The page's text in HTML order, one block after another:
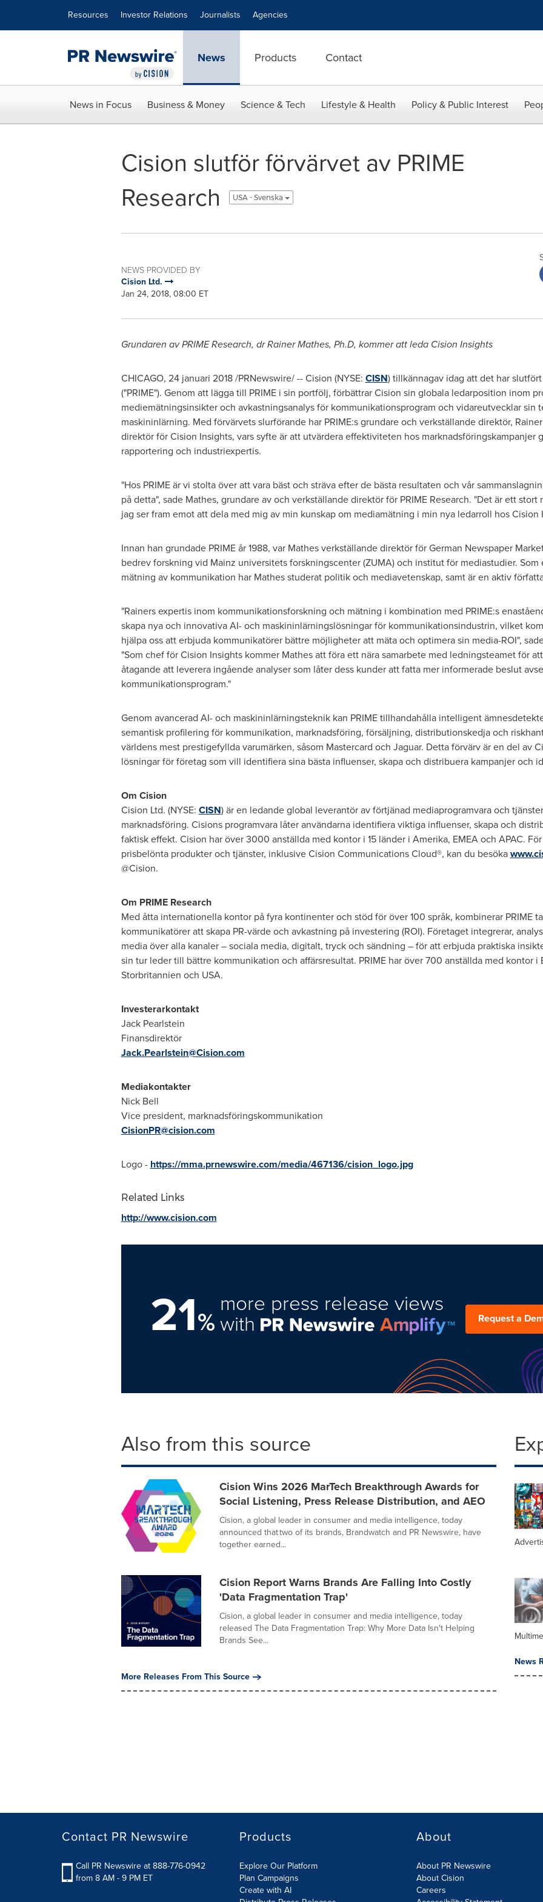
Resources Investor Relations Journalists Agencies
News Products Contact
News in Focus Business & Money Science & Tech Lifestyle & Health Policy & Public Interest
Cision slutför förvärvet av PRIME
Research
USA - Svenska
NEWS PROVIDED BY
Cision Ltd.
Jan 24, 2018, 08:00 ET
Grundaren av PRIME Research, drRainer Mathes, Ph.D, kommer att leda Cision Insights
CHICAGO, 24 januari 2018 /PRNewswire/ -- Cision (NYSE: CISN) tillkännagav idag att det har
("PRIME"). Genom att lägga till PRIME i sin portfölj, förbättrar Cision sin globala ledarposition inom
mediemätningsinsikter och avkastningsanalys för kommunikationsprogram och vidareutvecklar
maskininlärning. Med förvärvets slurförande har PRIME:s grundare och verkställande direktör,
direktör för Cision Insights, vars syfte är att utvärdera effektiviteten hos marknadsföringskampanjer
rapportering och industriexpertis.
"Hos PRIME är vi stolta över att vara bäst och sträva efter de bästa resultaten och vår
på detta", sade Mathes, grundare av och verkställande direktör för PRIME Research. "Det är ett
jag ser fram emot att dela med mig av min kunskap om mediamätning i min nya ledarroll hos Cision
Innan han grundade PRIME år 1988, var Mathes verkställande direktör för German Newspaper
bedrev forskning vid Mainz universitets forskningscenter (ZUMA) och institut för mediastudier.
mätning av kommunikation har Mathes studerat politik och mediavetenskap, samt är en aktiv
"Rainers expertis inom kommunikationsforskning och mätning i kombination med PRIME:s
skapa nya och innovativa AI- och maskininlärningslösningar för kommunikationsindustrin, vilket
hjälpa oss att erbjuda kommunikatörer bättre möjligheter att mäta och optimera sin media-ROI",
"Som chef för Cision Insights kommer Mathes att föra ett nära samarbete med ledningsteamet för
åtagande att leverera ingående analyser som låter dess kunder att fatta mer informerade beslut
kommunikationsprogram."
Genom avancerad AI- och maskininlärningsteknik kan PRIME tillhandahålla intelligent
semantisk profilering för kommunikation, marknadsföring, försäljning, distributionskedja och
världens mest prestigefyllda varumärken, såsom Mastercard och Jaguar. Detta förvärv är en del av
lösningar för företag som vill identifiera sina bästa influenser, skapa och distribuera kampanjer och
Om Cision
Cision Ltd. (NYSE: CISN) är en ledande global leverantör av förtjänad mediaprogramvara och
marknadsföring. Cisions programvara låter användarna identifiera viktiga influenser, skapa och
faktisk effekt. Cision har över 3000 anställda med kontor i 15 länder i Amerika, EMEA och APAC.
prisbelönta produkter och tjänster, inklusive Cision Communications Cloud®, kan du besöka
@Cision.
Om PRIME Research
Med åtta internationella kontor på fyra kontinenter och stöd för över 100 språk, kombinerar PRIME
kommunikatörer att skapa PR-värde och avkastning på investering (ROI). Företaget integrerar,
media över alla kanaler – sociala media, digitalt, tryck och sändning – för att erbjuda praktiska
sin tur leder till bättre kommunikation och affärsresultat. PRIME har över 700 anställda med kontor i
Storbritannien och USA.
Investerarkontakt
Jack Pearlstein
Finansdirektör
Jack.Pearlstein@Cision.com
Mediakontakter
Nick Bell
Vice president, marknadsföringskommunikation
CisionPR@cision.com
Logo - https://mma.prnewswire.com/media/467136/cision_logo.jpg
Related Links
http://www.cision.com
21%
more press release views
with Request a
Also from this source
Cision Wins 2026 MarTech Breakthrough Awards for
Social Listening, Press Release Distribution, and AEO
Cision, a global leader in consumer and media intelligence, today
announced that two of its brands, Brandwatch and PR Newswire, have
together earned...
Cision Report Warns Brands Are Falling Into Costly
'Data Fragmentation Trap'
Cision, a global leader in consumer and media intelligence, today
released The Data Fragmentation Trap: Why More Data Isn't Helping
Brands See...
More Releases From This Source
News
Contact PR Newswire
Call PR Newswire at 888-776-0942
from 8 AM - 9 PM ET
Products
Explore Our Platform
Plan Campaigns
Create with AI
About
About PR Newswire
About Cision
Careers